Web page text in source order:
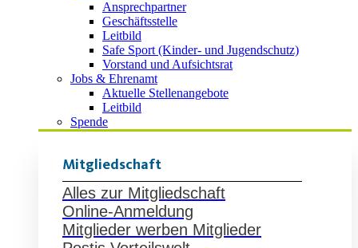
Ansprechpartner
Geschäftsstelle
Leitbild
Safe Sport (Kinder- und Jugendschutz)
Vorstand und Aufsichtsrat
Jobs & Ehrenamt
Aktuelle Stellenangebote
Leitbild
Spende
Mitgliedschaft
Alles zur Mitgliedschaft
Online-Anmeldung
Mitglieder werben Mitglieder